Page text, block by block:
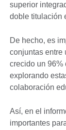
superior
doble titulación
De hecho, es
conjuntas entre
crecido un 96%
explorando
colaboración
Así, en el
importantes